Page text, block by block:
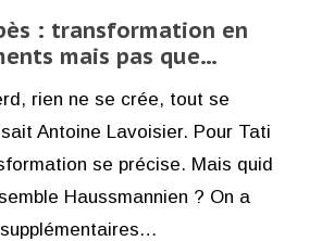
: transformation en
mais pas que…
rien ne se crée, tout se
Antoine Lavoisier. Pour Tati
se précise. Mais quid
Haussmannien ? On a